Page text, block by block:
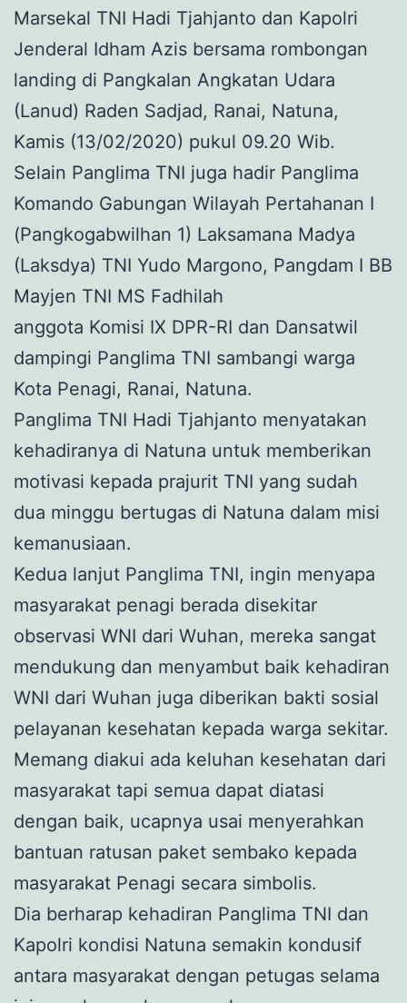
Marsekal TNI Hadi Tjahjanto dan Kapolri
Jenderal Idham Azis bersama rombongan
landing di Pangkalan Angkatan Udara
(Lanud) Raden Sadjad, Ranai, Natuna,
Kamis (13/02/2020) pukul 09.20 Wib.
Selain Panglima TNI juga hadir Panglima
Komando Gabungan Wilayah Pertahanan I
(Pangkogabwilhan 1) Laksamana Madya
(Laksdya) TNI Yudo Margono, Pangdam I BB
Mayjen TNI MS Fadhilah
anggota Komisi IX DPR-RI dan Dansatwil
dampingi Panglima TNI sambangi warga
Kota Penagi, Ranai, Natuna.
Panglima TNI Hadi Tjahjanto menyatakan
kehadiranya di Natuna untuk memberikan
motivasi kepada prajurit TNI yang sudah
dua minggu bertugas di Natuna dalam misi
kemanusiaan.
Kedua lanjut Panglima TNI, ingin menyapa
masyarakat penagi berada disekitar
observasi WNI dari Wuhan, mereka sangat
mendukung dan menyambut baik kehadiran
WNI dari Wuhan juga diberikan bakti sosial
pelayanan kesehatan kepada warga sekitar.
Memang diakui ada keluhan kesehatan dari
masyarakat tapi semua dapat diatasi
dengan baik, ucapnya usai menyerahkan
bantuan ratusan paket sembako kepada
masyarakat Penagi secara simbolis.
Dia berharap kehadiran Panglima TNI dan
Kapolri kondisi Natuna semakin kondusif
antara masyarakat dengan petugas selama